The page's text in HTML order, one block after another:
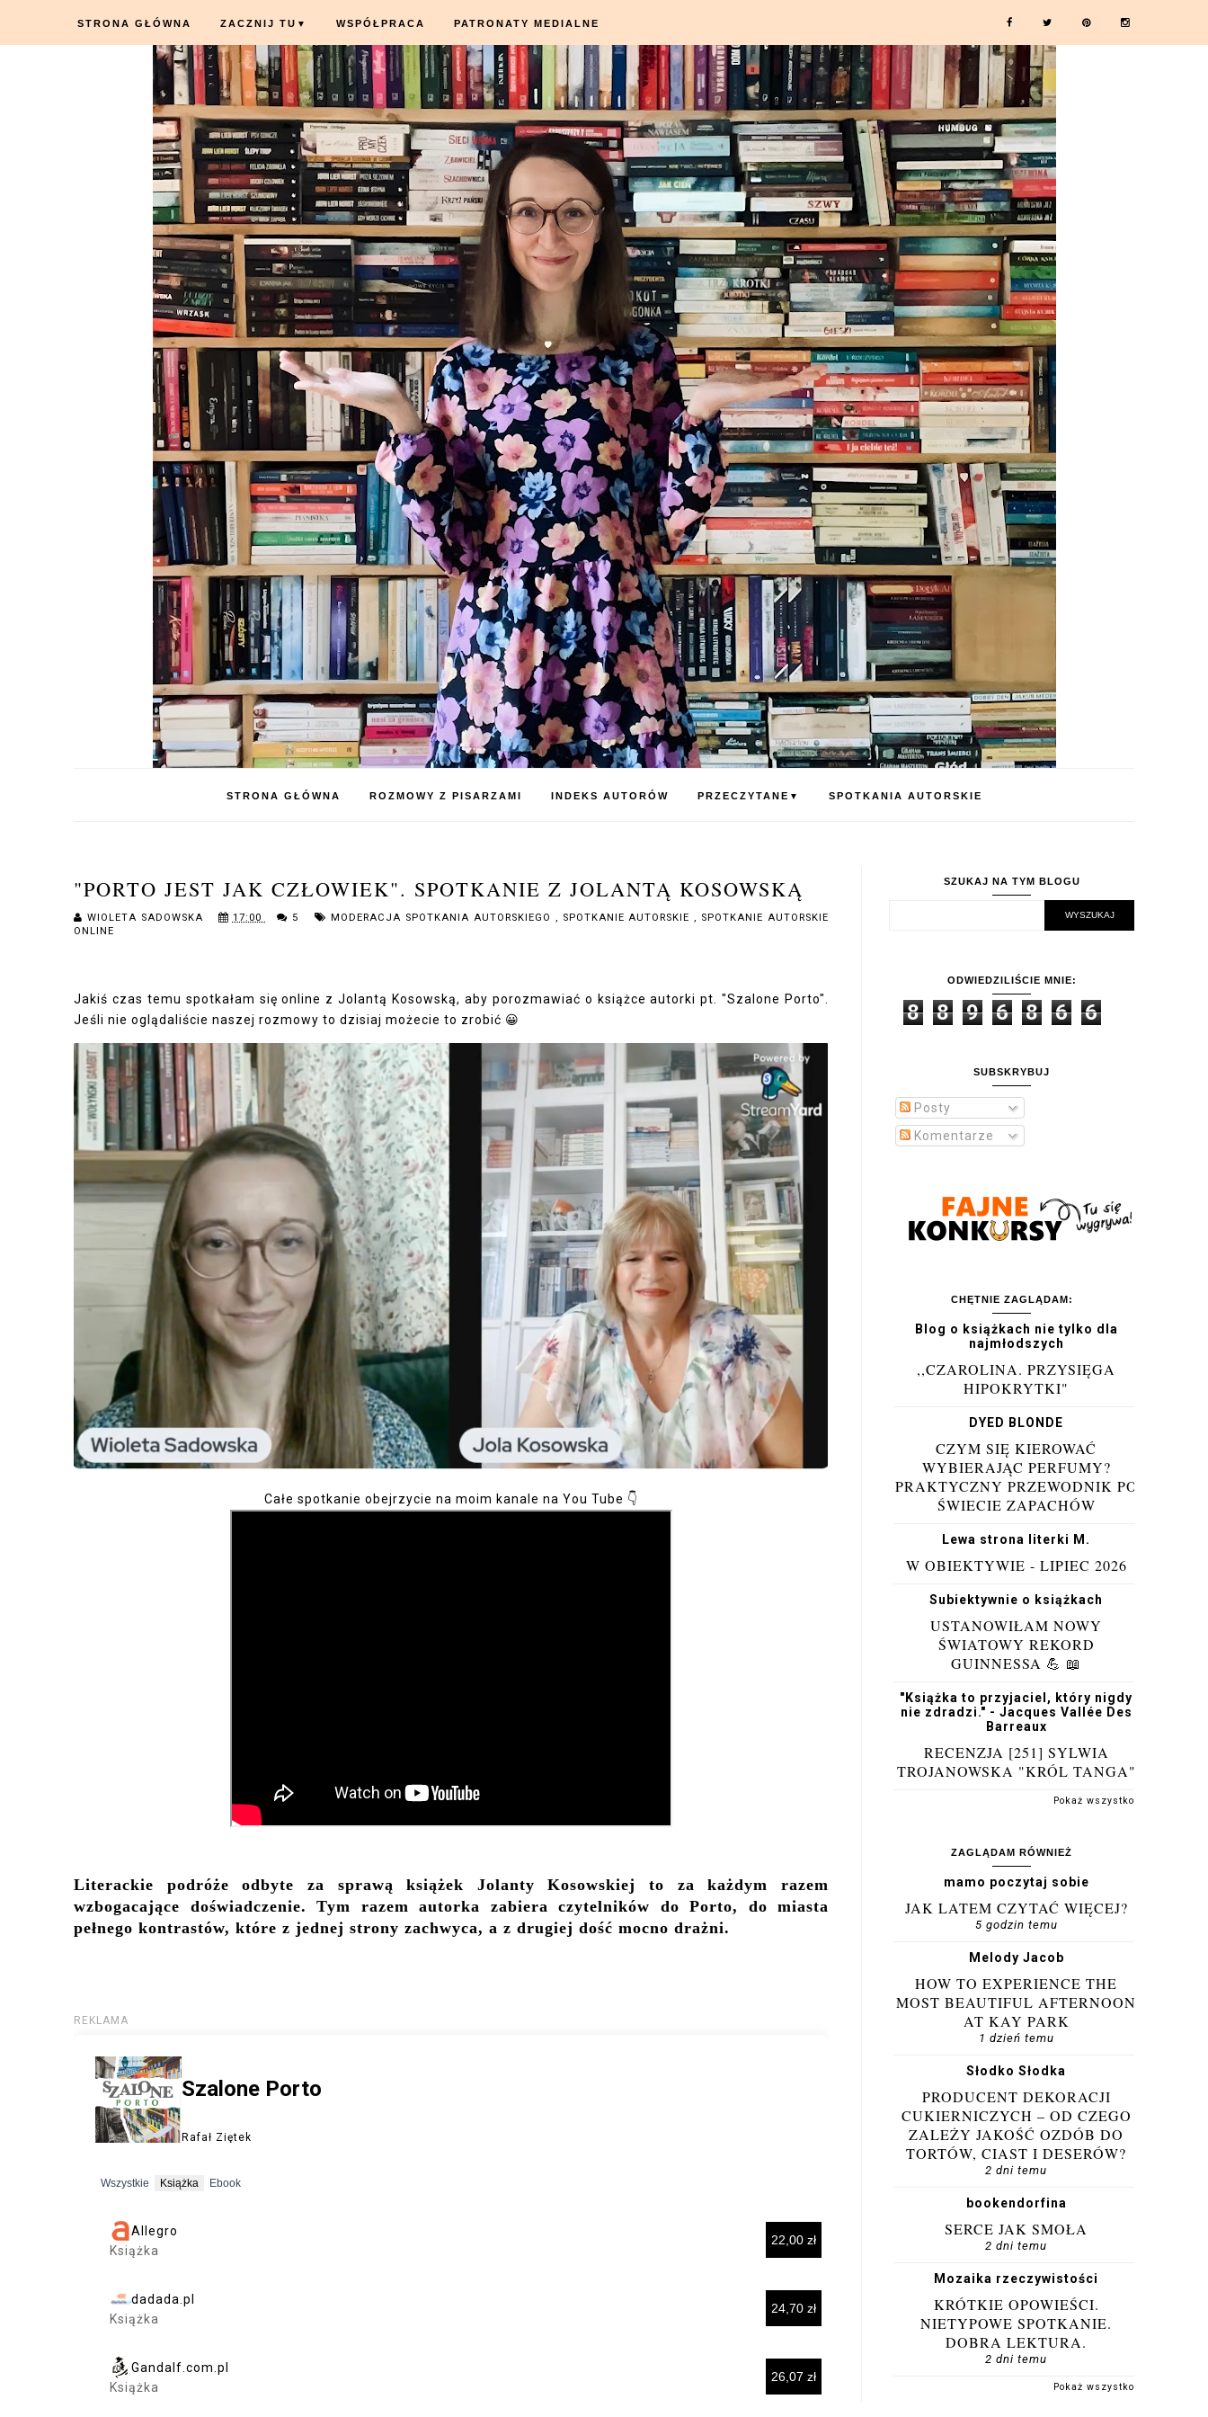
STRONA GŁÓWNA ZACZNIJ TU ▼ WSPÓŁPRACA PATRONATY MEDIALNE
STRONA GŁÓWNA ROZMOWY Z PISARZAMI INDEKS AUTORÓW PRZECZYTANE ▼ SPOTKANIA AUTORSKIE
"PORTO JEST JAK CZŁOWIEK". SPOTKANIE Z JOLANTĄ KOSOWSKĄ
WIOLETA SADOWSKA 17:00 5 MODERACJA SPOTKANIA AUTORSKIEGO , SPOTKANIE AUTORSKIE, SPOTKANIE AUTORSKIE
ONLINE
Jakiś czas temu spotkałam się online z Jolantą Kosowską, aby porozmawiać o książce autorki pt. "Szalone Porto".
Jeśli nie oglądaliście naszej rozmowy to dzisiaj możecie to zrobić 😀
Całe spotkanie obejrzycie na moim kanale na You Tube 👇
Literackie podróże odbyte za sprawą książek Jolanty Kosowskiej to za każdym razem
wzbogacające doświadczenie. Tym razem autorka zabiera czytelników do Porto, do miasta
pełnego kontrastów, które z jednej strony zachwyca, a z drugiej dość mocno drażni.
SZUKAJ NA TYM BLOGU
ODWIEDZILIŚCIE MNIE:
8 8 9 6 8 6 6
SUBSKRYBUJ
Posty
Komentarze
CHĘTNIE ZAGLĄDAM:
Blog o książkach nie tylko dla
najmłodszych
,,CZAROLINA. PRZYSIĘGA
HIPOKRYTKI"
DYED BLONDE
CZYM SIĘ KIEROWAĆ
WYBIERAJĄC PERFUMY?
PRAKTYCZNY PRZEWODNIK PO
ŚWIECIE ZAPACHÓW
Lewa strona literki M.
W OBIEKTYWIE - LIPIEC 2026
Subiektywnie o książkach
USTANOWIŁAM NOWY
ŚWIATOWY REKORD
GUINNESSA 💪 📖
"Książka to przyjaciel, który nigdy
nie zdradzi." - Jacques Vallée Des
Barreaux
RECENZJA [251] SYLWIA
TROJANOWSKA "KRÓL TANGA"
Pokaż wszystko
ZAGLĄDAM RÓWNIEŻ
mamo poczytaj sobie
JAK LATEM CZYTAĆ WIĘCEJ?
5 godzin temu
Melody Jacob
HOW TO EXPERIENCE THE
MOST BEAUTIFUL AFTERNOON
AT KAY PARK
1 dzień temu
Słodko Słodka
PRODUCENT DEKORACJI
CUKIERNICZYCH – OD CZEGO
ZALEŻY JAKOŚĆ OZDÓB DO
TORTÓW, CIAST I DESERÓW?
2 dni temu
bookendorfina
SERCE JAK SMOŁA
2 dni temu
Mozaika rzeczywistości
KRÓTKIE OPOWIEŚCI.
NIETYPOWE SPOTKANIE.
DOBRA LEKTURA.
2 dni temu
Pokaż wszystko